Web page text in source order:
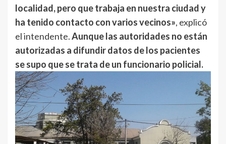
localidad, pero que trabaja en nuestra ciudad y
ha tenido contacto con varios vecinos», explicó
el intendente.Aunque las autoridades no están
autorizadas a difundir datos de los pacientes
se supo que se trata de un funcionario policial.